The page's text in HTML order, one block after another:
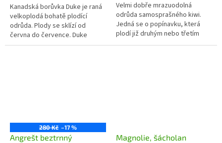
Kanadská borůvka Duke je raná
velkoplodá bohatě plodící
odrůda. Plody se sklízí od
června do července. Duke
dorůstá do výšky asi 160 cm.
Velmi dobře mrazuodolná
odrůda samosprašného kiwi.
Jedná se o popínavku, která
plodí již druhým nebo třetím
rokem. Plod mají velikost asi 5
280 Kč –17 %
Angrešt beztrnný
Magnolie, šácholan